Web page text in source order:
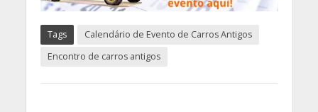
Tags
Calendário de Evento de Carros Antigos
Encontro de carros antigos